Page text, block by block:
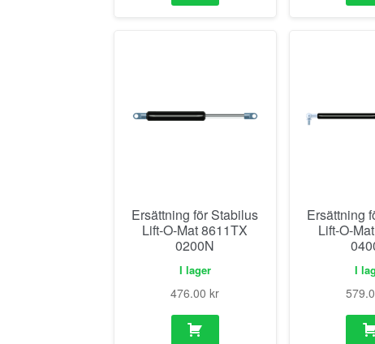
Ersättning för Stabilus
Lift-O-Mat 8611TX
0200N
I lager
476.00kr
Ersättning
Lift-O-
I